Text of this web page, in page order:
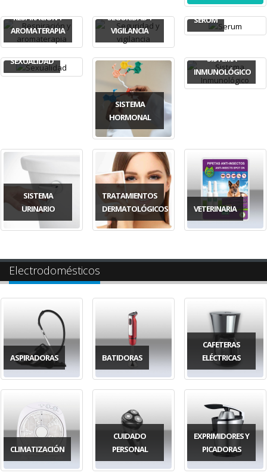
RESPIRACIÓN Y
AROMATERAPIA
SEGURIDAD Y
VIGILANCIA
SERUM
SEXUALIDAD
SISTEMA
HORMONAL
SISTEMA
INMUNOLÓGICO
SISTEMA
URINARIO
TRATAMIENTOS
DERMATOLÓGICOS
VETERINARIA
Electrodomésticos
ASPIRADORAS BATIDORAS
CAFETERAS
ELÉCTRICAS
CLIMATIZACIÓN
CUIDADO
PERSONAL
EXPRIMIDORES Y
PICADORAS